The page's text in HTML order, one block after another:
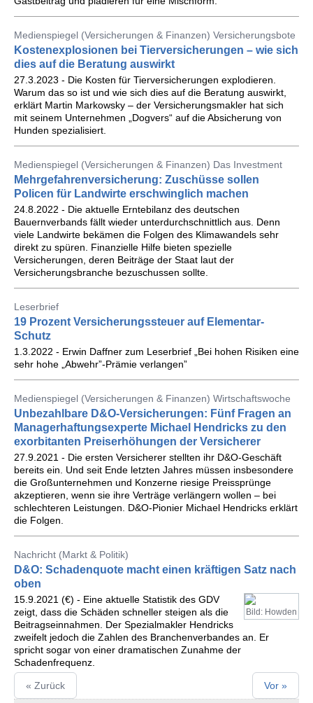
Medienspiegel (Versicherungen & Finanzen) Versicherungsbote
Kostenexplosionen bei Tierversicherungen – wie sich
dies auf die Beratung auswirkt
27.3.2023 - Die Kosten für Tierversicherungen explodieren.
Warum das so ist und wie sich dies auf die Beratung auswirkt,
erklärt Martin Markowsky – der Versicherungsmakler hat sich
mit seinem Unternehmen „Dogvers“ auf die Absicherung von
Hunden spezialisiert.
Medienspiegel (Versicherungen & Finanzen) Das Investment
Mehrgefahrenversicherung: Zuschüsse sollen
Policen für Landwirte erschwinglich machen
24.8.2022 - Die aktuelle Erntebilanz des deutschen
Bauernverbands fällt wieder unterdurchschnittlich aus. Denn
viele Landwirte bekämen die Folgen des Klimawandels sehr
direkt zu spüren. Finanzielle Hilfe bieten spezielle
Versicherungen, deren Beiträge der Staat laut der
Versicherungsbranche bezuschussen sollte.
Leserbrief
19 Prozent Versicherungssteuer auf Elementar-
Schutz
1.3.2022 - Erwin Daffner zum Leserbrief „Bei hohen Risiken eine
sehr hohe „Abwehr”-Prämie verlangen”
Medienspiegel (Versicherungen & Finanzen) Wirtschaftswoche
Unbezahlbare D&O-Versicherungen: Fünf Fragen an
Managerhaftungsexperte Michael Hendricks zu den
exorbitanten Preiserhöhungen der Versicherer
27.9.2021 - Die ersten Versicherer stellten ihr D&O-Geschäft
bereits ein. Und seit Ende letzten Jahres müssen insbesondere
die Großunternehmen und Konzerne riesige Preissprünge
akzeptieren, wenn sie ihre Verträge verlängern wollen – bei
schlechteren Leistungen. D&O-Pionier Michael Hendricks erklärt
die Folgen.
Nachricht (Markt & Politik)
D&O: Schadenquote macht einen kräftigen Satz nach
oben
Bild: Howden
15.9.2021 (€) - Eine aktuelle Statistik des GDV
zeigt, dass die Schäden schneller steigen als die
Beitragseinnahmen. Der Spezialmakler Hendricks
zweifelt jedoch die Zahlen des Branchenverbandes an. Er
spricht sogar von einer dramatischen Zunahme der
Schadenfrequenz.
« Zurück Vor »